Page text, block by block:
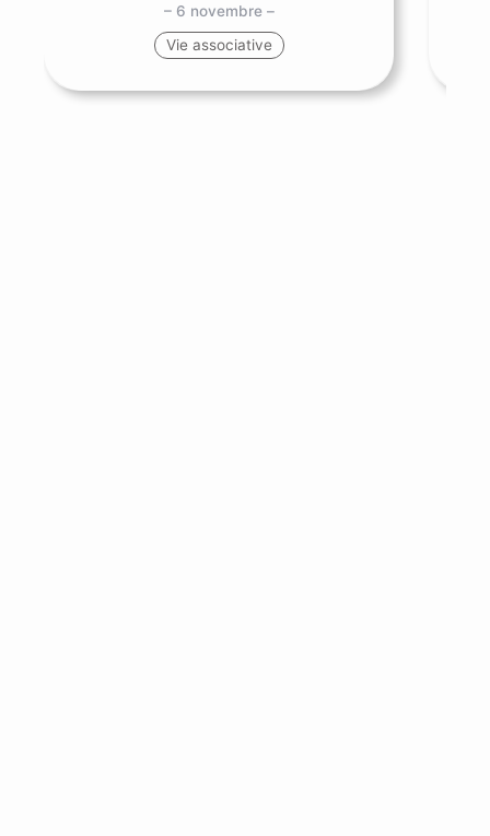
– 6 novembre –
Vie associative